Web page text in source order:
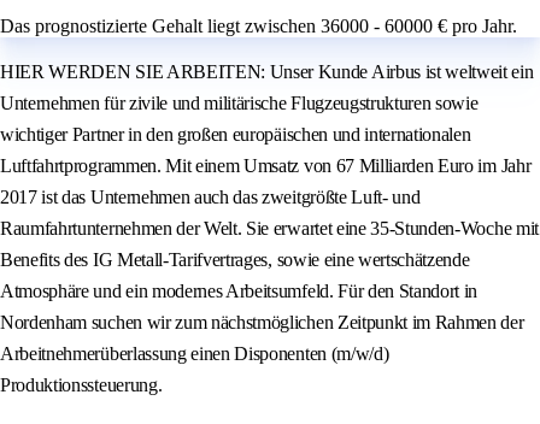
Das prognostizierte Gehalt liegt zwischen 36000 - 60000 € pro Jahr.
HIER WERDEN SIE ARBEITEN: Unser Kunde Airbus ist weltweit ein
Unternehmen für zivile und militärische Flugzeugstrukturen sowie
wichtiger Partner in den großen europäischen und internationalen
Luftfahrtprogrammen. Mit einem Umsatz von 67 Milliarden Euro im Jahr
2017 ist das Unternehmen auch das zweitgrößte Luft- und
Raumfahrtunternehmen der Welt. Sie erwartet eine 35-Stunden-Woche mit
Benefits des IG Metall-Tarifvertrages, sowie eine wertschätzende
Atmosphäre und ein modernes Arbeitsumfeld. Für den Standort in
Nordenham suchen wir zum nächstmöglichen Zeitpunkt im Rahmen der
Arbeitnehmerüberlassung einen Disponenten (m/w/d)
Produktionssteuerung.